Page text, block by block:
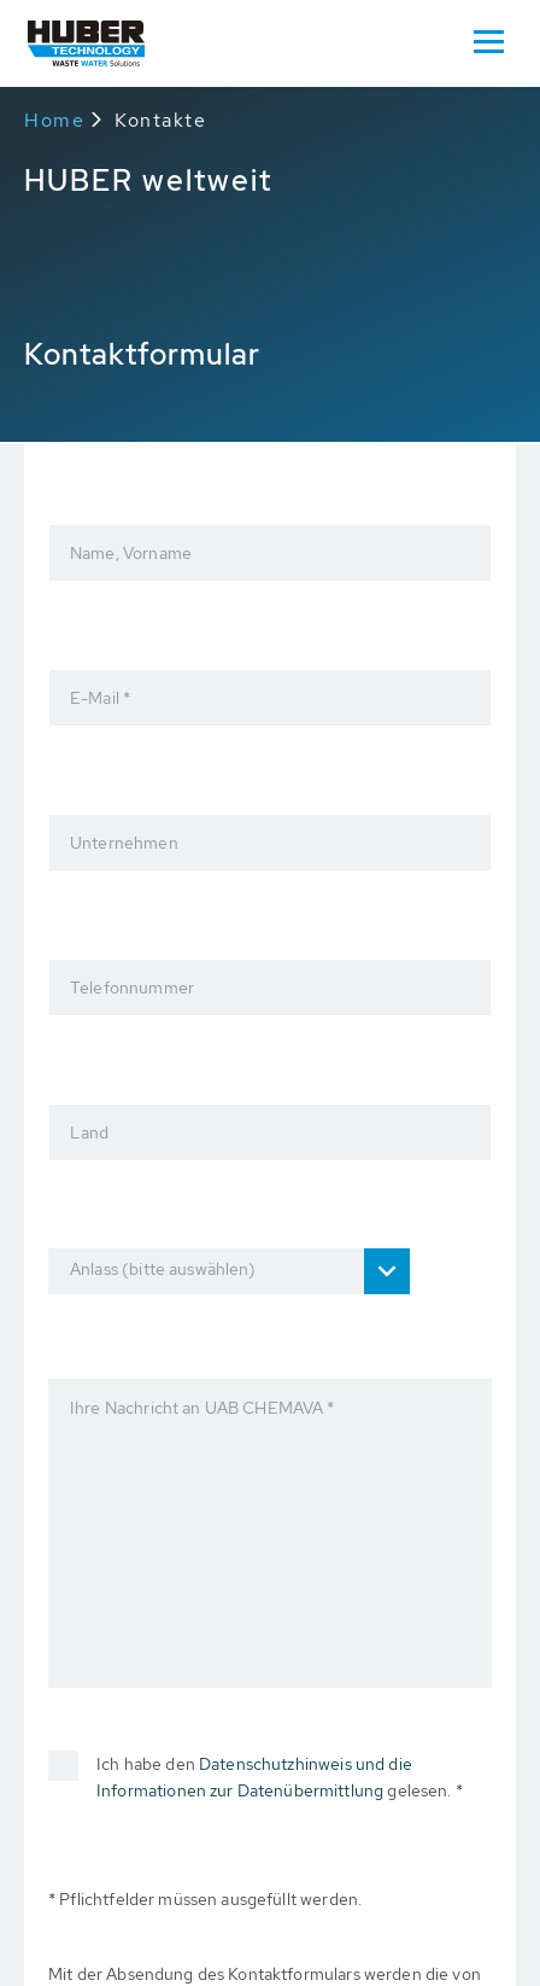
Home Kontakte
HUBER weltweit
Kontaktformular
Name, Vorname
E-Mail *
Unternehmen
Telefonnummer
Land
Anlass (bitte auswählen)
Ihre Nachricht an UAB CHEMAVA *
Ich habe den Datenschutzhinweis und die
Informationen zur Datenübermittlunggelesen. *
* Pflichtfelder müssen ausgefüllt werden.
Mit der Absendung des Kontaktformulars werden die von